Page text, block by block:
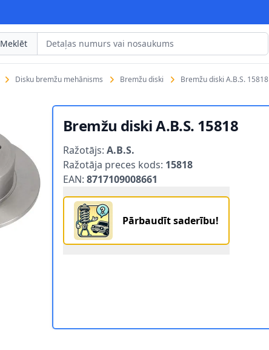
Meklēt
Disku bremžu mehānisms Bremžu diski Bremžu diski A.B.S. 15818
Bremžu diski A.B.S. 15818
Ražotājs: A.B.S.
Ražotāja preces kods: 15818
EAN: 8717109008661
Pārbaudīt saderību!